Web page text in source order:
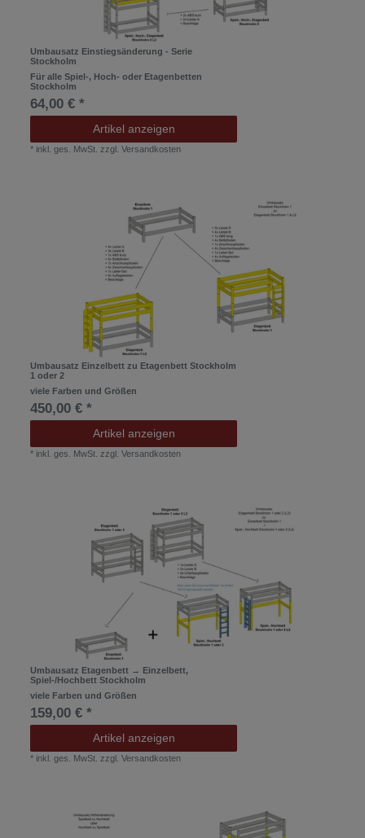
Umbausatz Einstiegsänderung - Serie
Stockholm
Für alle Spiel-, Hoch- oder Etagenbetten
Stockholm
64,00 € *
Artikel anzeigen
* inkl. ges. MwSt. zzgl.Versandkosten
Umbausatz Einzelbett zu Etagenbett Stockholm
1 oder 2
viele Farben und Größen
450,00 € *
Artikel anzeigen
* inkl. ges. MwSt. zzgl.Versandkosten
Umbausatz Etagenbett → Einzelbett,
Spiel-/Hochbett Stockholm
viele Farben und Größen
159,00 € *
Artikel anzeigen
* inkl. ges. MwSt. zzgl.Versandkosten